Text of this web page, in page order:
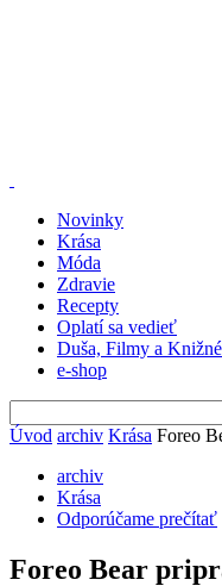
Novinky
Krása
Móda
Zdravie
Recepty
Oplatí sa vedieť
Duša, Filmy a
e-shop
Úvod archiv Krása Foreo
archiv
Krása
Odporúčame prečítať
Foreo Bear